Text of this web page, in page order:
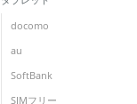
docomo
au
SoftBank
SIMフリー